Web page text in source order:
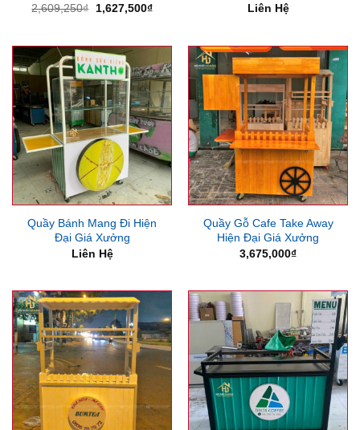
2,609,250₫
Giá
1,627,500₫Giá
1,627,500₫.
Liên Hệ
Quầy Bánh Mang Đi Hiện
Đại Giá Xưởng
Liên Hệ
Quầy Gỗ Cafe Take Away
Hiện Đại Giá Xưởng
3,675,000₫